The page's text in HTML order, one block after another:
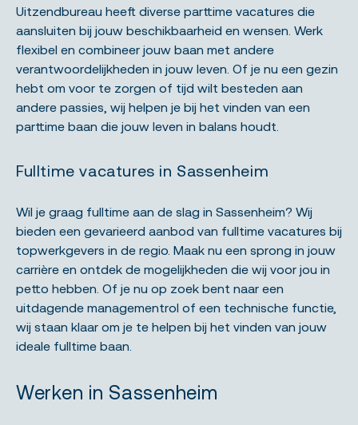
Uitzendbureau heeft diverse parttime vacatures die
aansluiten bij jouw beschikbaarheid en wensen. Werk
flexibel en combineer jouw baan met andere
verantwoordelijkheden in jouw leven. Of je nu een gezin
hebt om voor te zorgen of tijd wilt besteden aan
andere passies, wij helpen je bij het vinden van een
parttime baan die jouw leven in balans houdt.
Fulltime vacatures in Sassenheim
Wil je graag fulltime aan de slag in Sassenheim? Wij
bieden een gevarieerd aanbod van fulltime vacatures bij
topwerkgevers in de regio. Maak nu een sprong in jouw
carrière en ontdek de mogelijkheden die wij voor jou in
petto hebben. Of je nu op zoek bent naar een
uitdagende managementrol of een technische functie,
wij staan klaar om je te helpen bij het vinden van jouw
ideale fulltime baan.
Werken in Sassenheim